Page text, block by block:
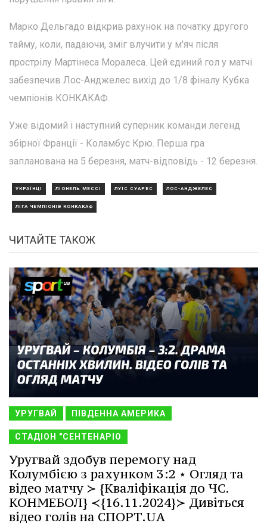
Марко Дельгадо відкрив рахунок на початку другого
тайму, коли, падаючи, зміг влучити у м'яч після
прострілу Мартінеса Моралеса. Цей єдиний гол у матчі
забезпечив Лос-Анджелес вихід до 1/8 фіналу Кубка
чемпіонів КОНКАКАФ.
Уже відомий і наступний суперник команди легенд
збірної Франції - Коламбус Крю. Перша гра
запланована на 5 березня, матч-відповідь - 12 березня.
УКРАЇНЦІ ЛІОНЕЛЬ МЕССІ ЛУЇС СУАРЕС ЛОС-АНДЖЕЛЕС
ЛІГА ЧЕМПІОНІВ КОНКАКАФ
ЧИТАЙТЕ ТАКОЖ
УРУГВАЙ ПІВДЕННА АМЕРИКА
СТАДІОН "СЕНТЕНАРІО
Уругвай здобув перемогу над
Колумбією з рахунком 3:2 ⋆ Огляд та
відео матчу ≻ {Кваліфікація до ЧС.
КОНМЕБОЛ} ≺{16.11.2024}≻ Дивіться
відео голів на СПОРТ.UA